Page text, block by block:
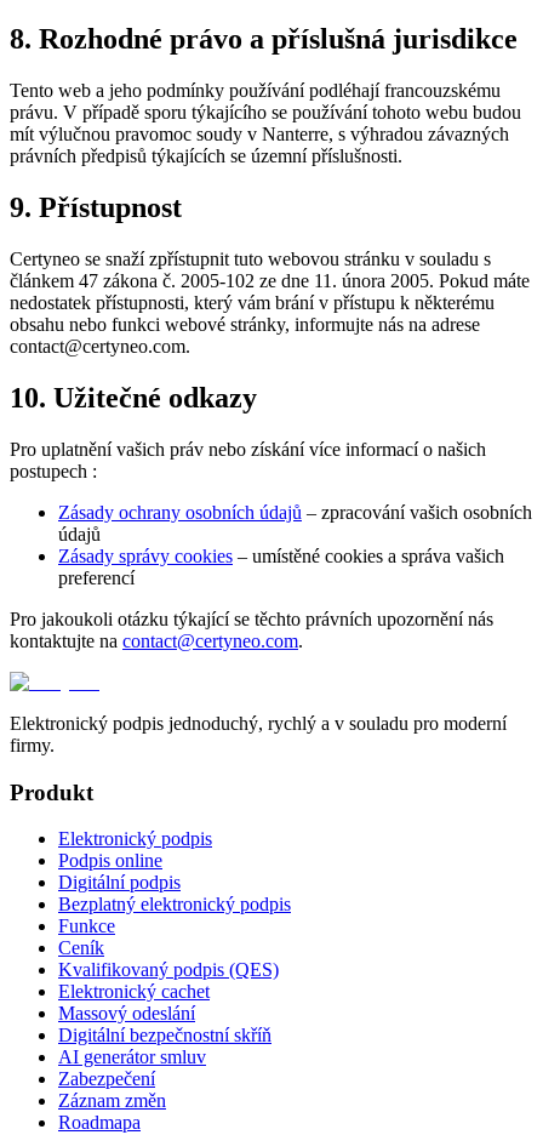
8. Rozhodné právo a příslušná jurisdikce
Tento web a jeho podmínky používání podléhají francouzskému
právu. V případě sporu týkajícího se používání tohoto webu budou
mít výlučnou pravomoc soudy v Nanterre, s výhradou závazných
právních předpisů týkajících se územní příslušnosti.
9. Přístupnost
Certyneo se snaží zpřístupnit tuto webovou stránku v souladu s
článkem 47 zákona č. 2005-102 ze dne 11. února 2005. Pokud máte
nedostatek přístupnosti, který vám brání v přístupu k některému
obsahu nebo funkci webové stránky, informujte nás na adrese
contact@certyneo.com.
10. Užitečné odkazy
Pro uplatnění vašich práv nebo získání více informací o našich
postupech :
Zásady ochrany osobních údajů – zpracování vašich osobních
údajů
Zásady správy cookies – umístěné cookies a správa vašich
preferencí
Pro jakoukoli otázku týkající se těchto právních upozornění nás
kontaktujte na contact@certyneo.com.
Elektronický podpis jednoduchý, rychlý a v souladu pro moderní
firmy.
Produkt
Elektronický podpis
Podpis online
Digitální podpis
Bezplatný elektronický podpis
Funkce
Ceník
Kvalifikovaný podpis (QES)
Elektronický cachet
Massový odeslání
Digitální bezpečnostní skříň
AI generátor smluv
Zabezpečení
Záznam změn
Roadmapa